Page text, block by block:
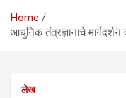
Home
आधुनिक तंत्रज्ञानाचे मार्गदर्शन
लेख